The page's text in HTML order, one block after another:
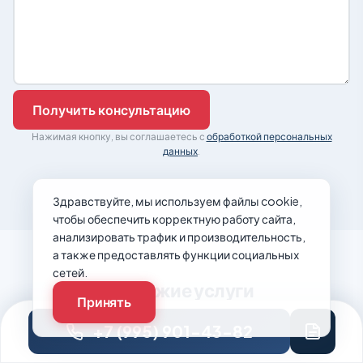
Нажимая кнопку, вы соглашаетесь с обработкой персональных
данных.
Похожие услуги
+7 (995) 901-43-82
Здравствуйте, мы используем файлы cookie,
чтобы обеспечить корректную работу сайта,
анализировать трафик и производительность,
а также предоставлять функции социальных
сетей.
Принять